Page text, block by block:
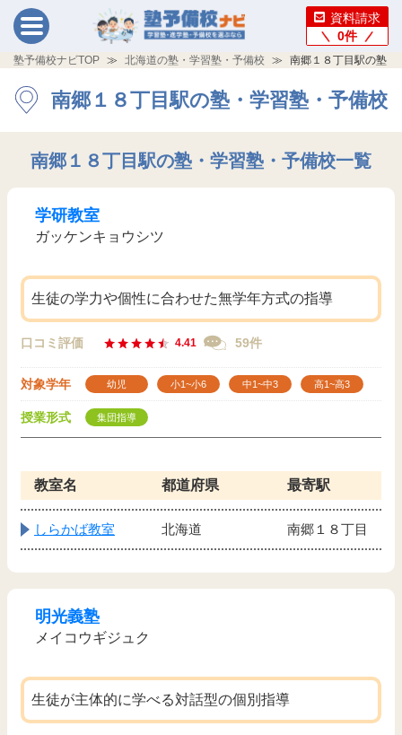
資料請求
0件
塾予備校ナビTOP 北海道の塾・学習塾・予備校 南郷１８丁目駅の塾・
南郷１８丁目駅の塾・学習塾・予備校
南郷１８丁目駅の塾・学習塾・予備校一覧
学研教室
ガッケンキョウシツ
生徒の学力や個性に合わせた無学年方式の指導
口コミ評価 4.41 59件
対象学年 幼児 小1~小6 中1~中3 高1~高3
授業形式 集団指導
教室名 都道府県 最寄駅
しらかば教室 北海道 南郷１８丁目
明光義塾
メイコウギジュク
生徒が主体的に学べる対話型の個別指導